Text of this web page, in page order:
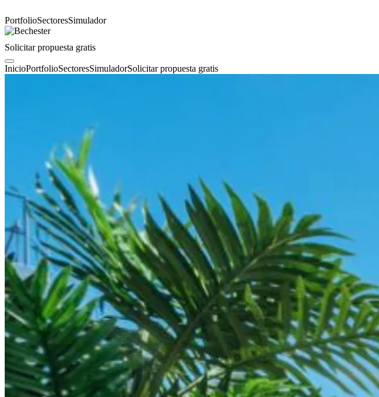
PortfolioSectoresSimulador
Solicitar propuesta gratis
InicioPortfolioSectoresSimuladorSolicitar propuesta gratis